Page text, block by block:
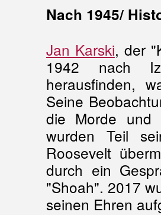
Nach 1945/
Jan Karski, der
1942 nach
herausfinden,
Seine
die Morde und
wurden Teil
Roosevelt
durch ein
"Shoah". 2017
seinen Ehren